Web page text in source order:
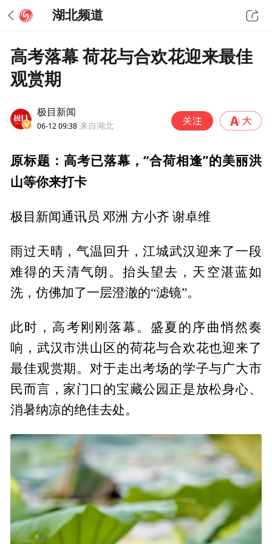
湖北频道
高考落幕 荷花与合欢花迎来最佳
观赏期
极目新闻
06-12 09:38 来自湖北
原标题：高考已落幕，“合荷相逢”的美丽洪
山等你来打卡
极目新闻通讯员 邓洲 方小齐 谢卓维
雨过天晴，气温回升，江城武汉迎来了一段
难得的天清气朗。抬头望去，天空湛蓝如
洗，仿佛加了一层澄澈的“滤镜”。
此时，高考刚刚落幕。盛夏的序曲悄然奏
响，武汉市洪山区的荷花与合欢花也迎来了
最佳观赏期。对于走出考场的学子与广大市
民而言，家门口的宝藏公园正是放松身心、
消暑纳凉的绝佳去处。